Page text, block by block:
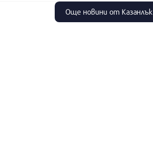
Още новини от Казанлък